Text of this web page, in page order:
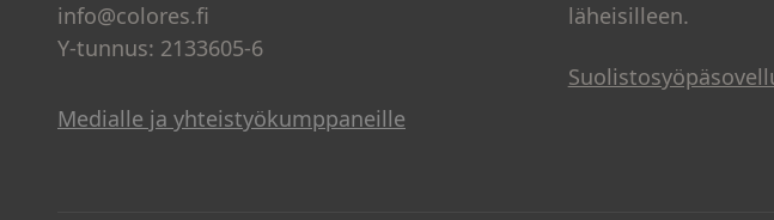
info@colores.fi
Y-tunnus: 2133605-6
Medialle ja yhteistyökumppaneille
läheisilleen.